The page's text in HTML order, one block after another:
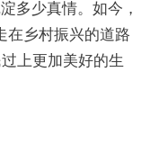
多少真情。如今，
在乡村振兴的道路
上更加美好的生